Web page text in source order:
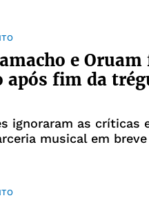
e Oruam
após fim da
ignoraram as críticas
musical em breve